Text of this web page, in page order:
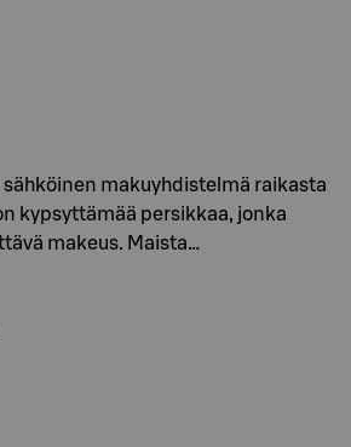
sähköinen makuyhdistelmä raikasta
kypsyttämää persikkaa, jonka
makeus. Maista…